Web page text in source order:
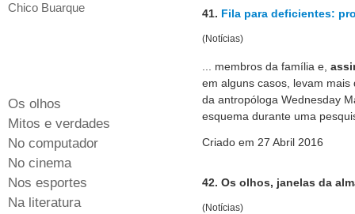
41. Fila para deficientes:
(Notícias)
... membros da família e,
em alguns casos, levam
da antropóloga Wednesday
esquema durante uma
Criado em 27 Abril 2016
42. Os olhos, janelas da
(Notícias)
Chico Buarque Chico Buarque
Os olhos
Mitos e verdades
No computador
No cinema
Nos esportes
Na literatura